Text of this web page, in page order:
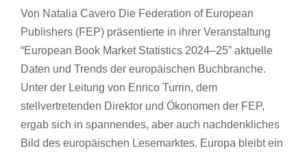
Von Natalia Cavero Die Federation of European
Publishers (FEP) präsentierte in ihrer Veranstaltung
“European Book Market Statistics 2024–25” aktuelle
Daten und Trends der europäischen Buchbranche.
Unter der Leitung von Enrico Turrin, dem
stellvertretenden Direktor und Ökonomen der FEP,
ergab sich in spannendes, aber auch nachdenkliches
Bild des europäischen Lesemarktes. Europa bleibt ein